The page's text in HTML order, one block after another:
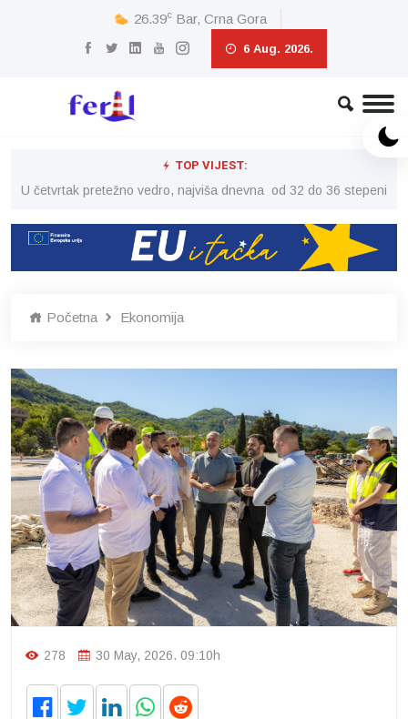
26.39c Bar, Crna Gora
6 Aug. 2026.
TOP VIJEST:
U četvrtak pretežno vedro, najviša dnevna od 32 do 36 stepeni
Početna Ekonomija
278 30 May, 2026. 09:10h